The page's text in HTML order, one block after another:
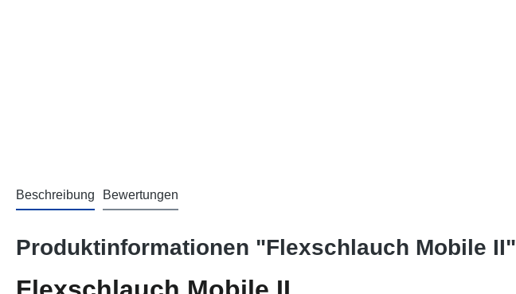
Beschreibung Bewertungen
Produktinformationen "Flexschlauch Mobile II"